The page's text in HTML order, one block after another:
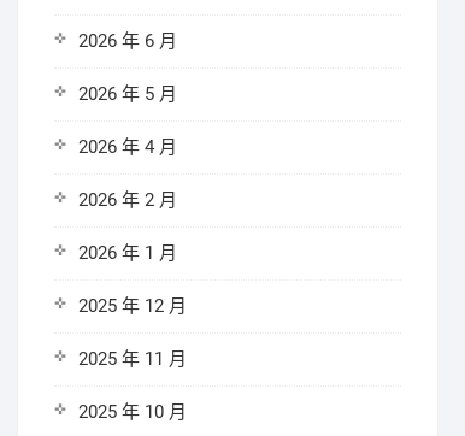
2026 年 6 月
2026 年 5 月
2026 年 4 月
2026 年 2 月
2026 年 1 月
2025 年 12 月
2025 年 11 月
2025 年 10 月